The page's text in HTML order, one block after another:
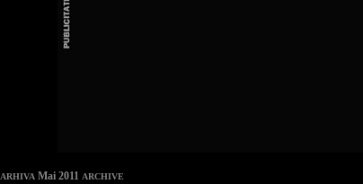
ARHIVA Mai 2011 ARCHIVE